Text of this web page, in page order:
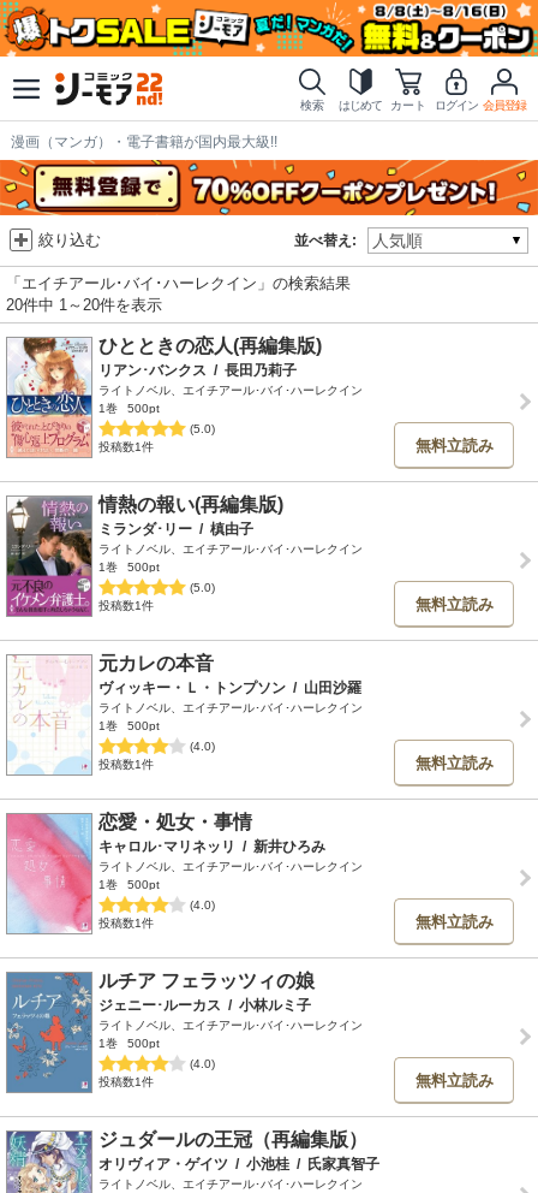
検索 はじめて カート ログイン 会員登録
漫画（マンガ）・電子書籍が国内最大級!!
並べ替え:
絞り込む
「エイチアール･バイ･ハーレクイン」の検索結果
20件中 1～20件を表示
ひとときの恋人(再編集版)
リアン･バンクス / 長田乃莉子
ライトノベル、エイチアール･バイ･ハーレクイン
1巻
500pt
(5.0)
投稿数1件
無料立読み
情熱の報い(再編集版)
ミランダ･リー / 槙由子
ライトノベル、エイチアール･バイ･ハーレクイン
1巻
500pt
(5.0)
投稿数1件
無料立読み
元カレの本音
ヴィッキー・Ｌ・トンプソン / 山田沙羅
ライトノベル、エイチアール･バイ･ハーレクイン
1巻
500pt
(4.0)
投稿数1件
無料立読み
恋愛・処女・事情
キャロル･マリネッリ / 新井ひろみ
ライトノベル、エイチアール･バイ･ハーレクイン
1巻
500pt
(4.0)
投稿数1件
無料立読み
ルチア フェラッツィの娘
ジェニー･ルーカス / 小林ルミ子
ライトノベル、エイチアール･バイ･ハーレクイン
1巻
500pt
(4.0)
投稿数1件
無料立読み
ジュダールの王冠（再編集版）
オリヴィア・ゲイツ / 小池桂 / 氏家真智子
ライトノベル、エイチアール･バイ･ハーレクイン